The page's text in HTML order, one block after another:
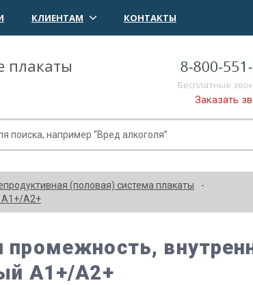
КЛИЕНТАМ КОНТАКТЫ
плакаты
Бесплатные
Заказать
(половая) система плакаты
А1+/А2+
А1+/А2+